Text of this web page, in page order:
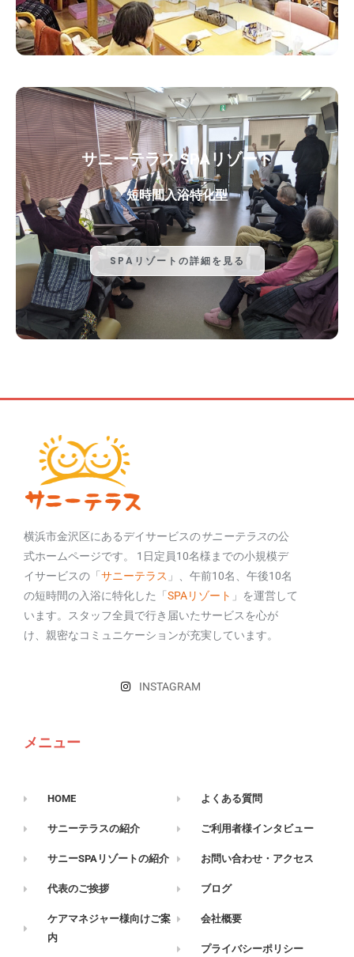
サニーテラス SPAリゾート
短時間入浴特化型
SPAリゾートの詳細を見る
横浜市金沢区にあるデイサービスのサニーテラスの公
式ホームページです。 1日定員10名様までの小規模デ
イサービスの「サニーテラス 」、午前10名、午後10名
の短時間の入浴に特化した「SPAリゾート 」を運営して
います。スタッフ全員で行き届いたサービスを心が
け、親密なコミュニケーションが充実しています。
INSTAGRAM
メニュー
HOME
サニーテラスの紹介
サニーSPAリゾートの紹介
代表のご挨拶
ケアマネジャー様向けご案
内
よくある質問
ご利用者様インタビュー
お問い合わせ・アクセス
ブログ
会社概要
プライバシーポリシー